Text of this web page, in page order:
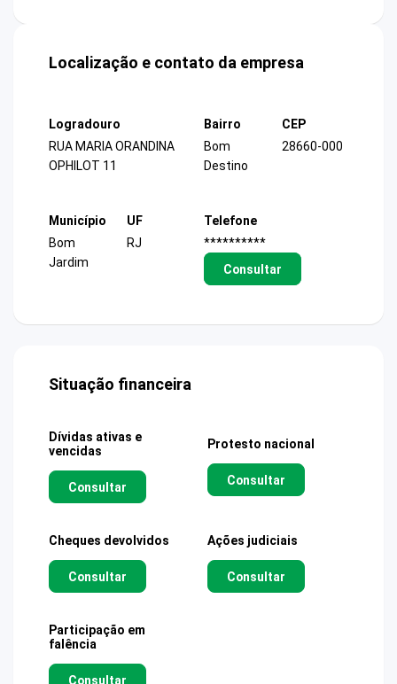
Localização e contato da empresa
Logradouro
RUA MARIA ORANDINA
OPHILOT 11
Bairro
Bom
Destino
CEP
28660-000
Município
Bom
Jardim
UF
RJ
Telefone
**********
Consultar
Situação financeira
Dívidas ativas e
vencidas
Consultar
Protesto nacional
Consultar
Cheques devolvidos
Consultar
Ações judiciais
Consultar
Participação em
falência
Consultar